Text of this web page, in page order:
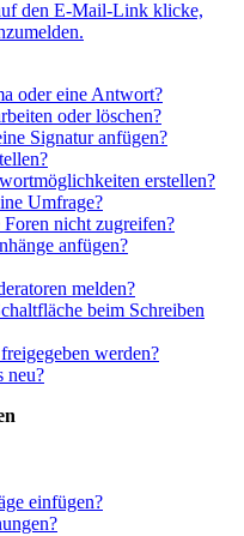
den E-Mail-Link klicke,
oder eine Antwort?
oder löschen?
Signatur anfügen?
erstellen?
Umfrage?
nicht zugreifen?
anfügen?
melden?
beim Schreiben
werden?
neu?
einfügen?